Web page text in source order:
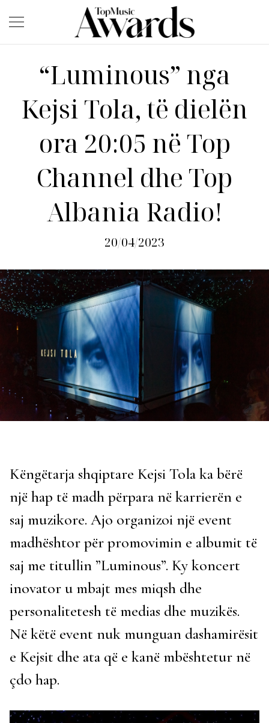
“Luminous” nga
Kejsi Tola, të dielën
ora 20:05 në Top
Channel dhe Top
Albania Radio!
20/04/2023
Këngëtarja shqiptare Kejsi Tola ka bërë
një hap të madh përpara në karrierën e
saj muzikore. Ajo organizoi një event
madhështor për promovimin e albumit të
saj me titullin ”Luminous”. Ky koncert
inovator u mbajt mes miqsh dhe
personalitetesh të medias dhe muzikës.
Në këtë event nuk munguan dashamirësit
e Kejsit dhe ata që e kanë mbështetur në
çdo hap.